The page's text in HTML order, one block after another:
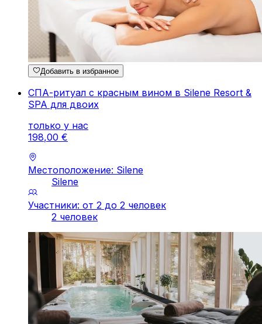
Добавить в избранное
СПА-ритуал с красным вином в Silene Resort &
SPA для двоих
только у нас
198,00 €
Местоположение: Silene
Silene
Участники: от 2 до 2 человек
2 человек